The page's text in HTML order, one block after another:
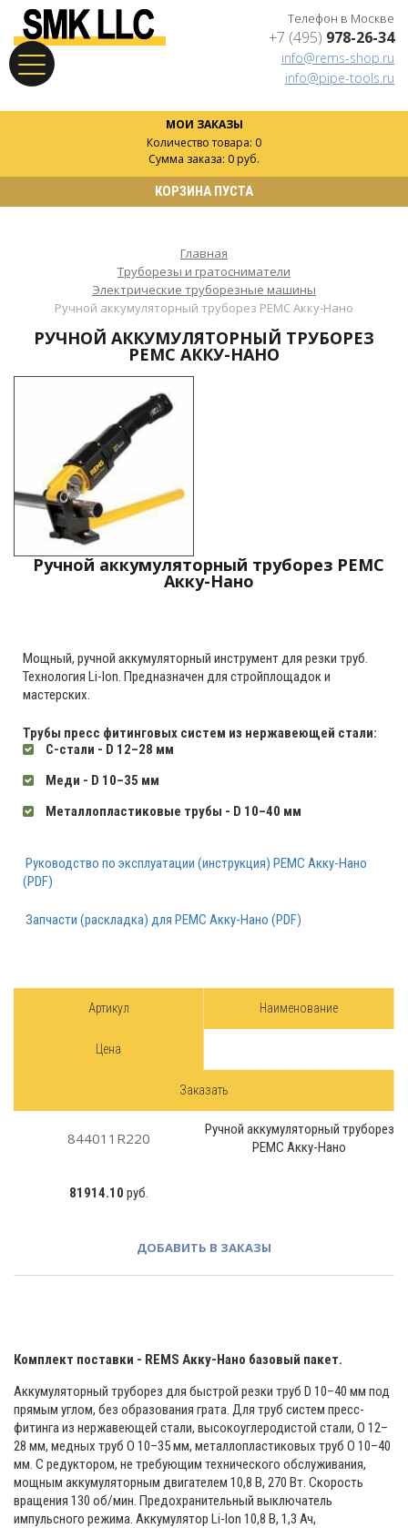
Телефон в Москве
+7 (495) 978-26-34
info@rems-shop.ru
info@pipe-tools.ru
МОИ ЗАКАЗЫ
Количество товара: 0
Сумма заказа: 0 руб.
КОРЗИНА ПУСТА
Главная
Труборезы и гратосниматели
Электрические труборезные машины
Ручной аккумуляторный труборез РЕМС Акку-Нано
РУЧНОЙ АККУМУЛЯТОРНЫЙ ТРУБОРЕЗ
РЕМС АККУ-НАНО
Ручной аккумуляторный труборез РЕМС
Акку-Нано
Мощный, ручной аккумуляторный инструмент для резки труб.
Технология Li-lon. Предназначен для стройплощадок и
мастерских.
Трубы пресс фитинговых систем из нержавеющей стали:
C-стали - D 12–28 мм
Mеди - D 10–35 мм
Mеталлопластиковые трубы - D 10–40 мм
Руководство по эксплуатации (инструкция) РЕМС Акку-Нано
(PDF)
Запчасти (раскладка) для РЕМС Акку-Нано (PDF)
Артикул Наименование
Цена
Заказать
844011R220
Ручной аккумуляторный труборез
РЕМС Акку-Нано
81914.10 руб.
ДОБАВИТЬ В ЗАКАЗЫ
Комплект поставки - REMS Акку-Нано базовый пакет.
Аккумуляторный труборез для быстрой резки труб D 10–40 мм под
прямым углом, без образования грата. Для труб систем пресс-
фитинга из нержавеющей стали, высокоуглеродистой стали, O 12–
28 мм, медных труб O 10–35 мм, металлопластиковых труб O 10–40
мм. С редуктором, не требующим технического обслуживания,
мощным аккумуляторным двигателем 10,8 В, 270 Вт. Скорость
вращения 130 об/мин. Предохранительный выключатель
импульсного режима. Аккумулятор Li-lon 10,8 В, 1,3 Ач,